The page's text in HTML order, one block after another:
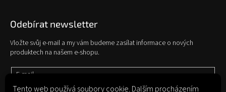
Tento web používá soubory cookie. Dalším procházením
Odebírat newsletter
Vložte svůj e-mail a my vám budeme zasílat informace o nových
produktech na našem e-shopu.
E-mail